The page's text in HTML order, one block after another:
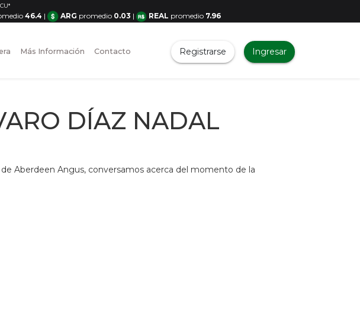
46.4 | ARG promedio 0.03 | REAL promedio 7.96
Más Información Contacto Registrarse Ingresar
DÍAZ NADAL
Aberdeen Angus, conversamos acerca del momento de la